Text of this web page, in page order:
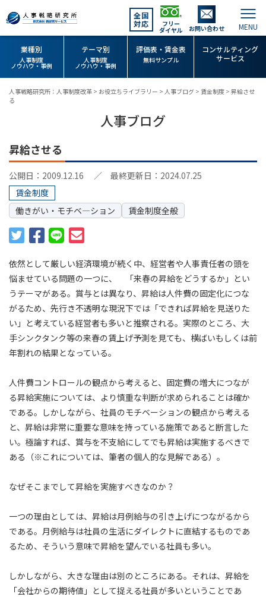
全国
対応
フリー
ダイヤル お問い合わせ
業種別
人事制度
ノウハウ・事例
テーマ別
人事制度
ノウハウ・事例
評価表・賃金表
無料サンプル
コンサルティング
サービス
人事戦略研究所：人事制度改革 > お役立ちライブラリー > 人事ブログ > 賃金制度 > 昇給させ
る
人事ブログ
昇給させる
公開日：2009.12.16
／ 最終更新日：2024.07.25
賃金制度
働きがい・モチベ―ション
賃金制度全般
依然として厳しい経済環境が続く中、経営者や人事責任者の頭を
悩ませている問題の一つに、 「来春の昇給をどうするか」とい
うテーマがある。賞与とは異なり、昇給は人件費の固定化につな
がるため、先行き不透明な現況下では「できれば昇給を見送りた
い」と考えている経営者も多いと推察される。実際のところ、大
手シンクタンク等の来春の賃上げ予測を見ても、横ばいもしくは前
年割れの結果となっている。
人件費コントロールの観点から考えると、固定費の増大につなが
る昇給実施については、より慎重な判断が求められることは確か
である。しかしながら、社員のモチベーションの観点から考える
と、昇給は非常に重要な意味を持っている施策であると断言した
い。極論すれば、賞与を不支給にしてでも昇給は実施するべきで
ある（※これについては、筆者の個人的な見解である）。
なぜそこまでして昇給を実施すべきなのか？
一つの理由としては、昇給は月例給与の引き上げにつながるから
である。月例給与は社員の生活にダイレクトに直結するものであ
るため、そういう意味で昇給を望んでいる社員も多い。
しかしながら、大きな理由は別のところにある。それは、昇給を
「会社からの期待値」として捉える社員が多いということであ